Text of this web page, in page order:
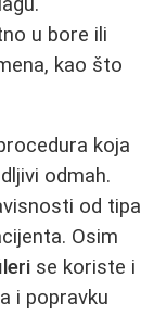
u bore ili
kao što
koja
odmah.
od tipa
Osim
se koriste i
i popravku